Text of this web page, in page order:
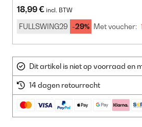
18,99 € incl. BTW
FULLSWING29 -29% Met voucher:
Dit artikel is niet op voorraad en
14 dagen retourrecht